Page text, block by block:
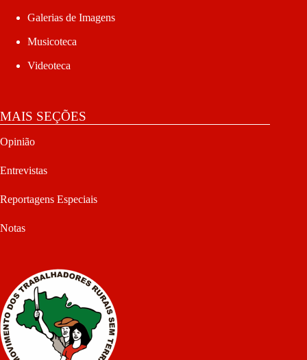
Galerias de Imagens
Musicoteca
Videoteca
MAIS SEÇÕES
Opinião
Entrevistas
Reportagens Especiais
Notas